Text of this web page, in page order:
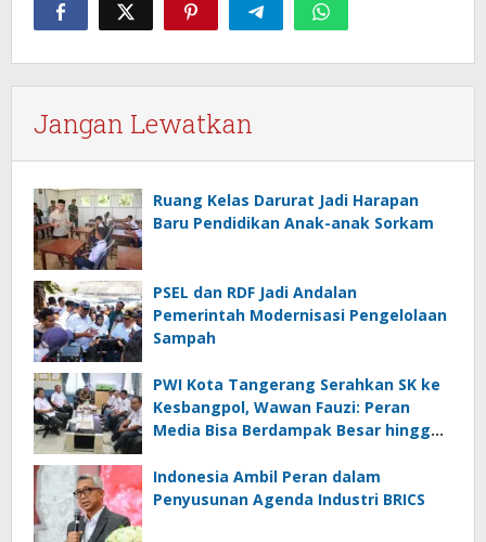
Jangan Lewatkan
Ruang Kelas Darurat Jadi Harapan
Baru Pendidikan Anak-anak Sorkam
PSEL dan RDF Jadi Andalan
Pemerintah Modernisasi Pengelolaan
Sampah
PWI Kota Tangerang Serahkan SK ke
Kesbangpol, Wawan Fauzi: Peran
Media Bisa Berdampak Besar hingga
Indonesia Ambil Peran dalam
Penyusunan Agenda Industri BRICS